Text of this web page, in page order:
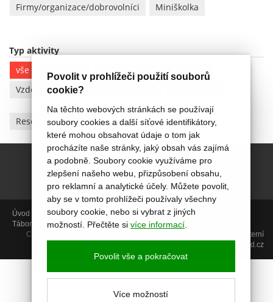
Povolit v prohlížeči použití souborů
cookie?
Na těchto webových stránkách se používají
soubory cookies a další síťové identifikátory,
které mohou obsahovat údaje o tom jak
procházíte naše stránky, jaký obsah vás zajímá
a podobně. Soubory cookie využíváme pro
zlepšení našeho webu, přizpůsobení obsahu,
pro reklamní a analytické účely. Můžete povolit,
aby se v tomto prohlížeči používaly všechny
soubory cookie, nebo si vybrat z jiných
možností. Přečtěte sivíce informací
Povolit vše a pokračovat
Více možností
Firmy/organizace/dobrovolníci
Miniškolka
Typ aktivity
vše
Kreativita Hudba Pohyb
Jazyky
Vzdělávání
Relaxace/Stimulace
Resetovat filtry
Úvod Aktivity Aktuálně Termíny Foto Miniškolka
Tábory
Projekty Video kurzy O nás
Kontakt
Copyright © 2014, Centrum Akropolis, Uherské Hradiště |
Interní
icard.cz